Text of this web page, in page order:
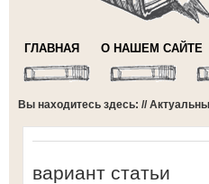
ГЛАВНАЯ О НАШЕМ САЙТЕ
Вы находитесь здесь: //
вариант статьи